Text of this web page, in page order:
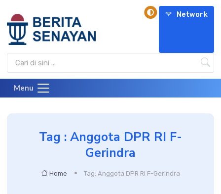
Network
Menu
Tag : Anggota DPR RI F-
Gerindra
Home Tag: Anggota DPR RI F-Gerindra